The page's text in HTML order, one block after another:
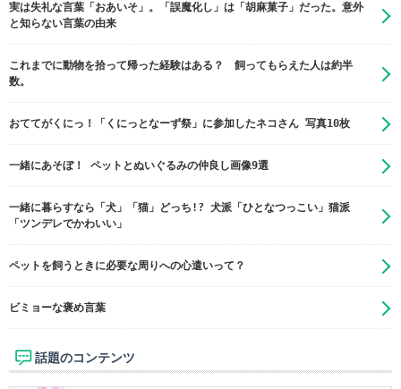
実は失礼な言葉「おあいそ」。「誤魔化し」は「胡麻菓子」だった。意外
と知らない言葉の由来
これまでに動物を拾って帰った経験はある？ 飼ってもらえた人は約半
数。
おててがくにっ！「くにっとなーず祭」に参加したネコさん 写真10枚
一緒にあそぼ！ ペットとぬいぐるみの仲良し画像9選
一緒に暮らすなら「犬」「猫」どっち!? 犬派「ひとなつっこい」猫派
「ツンデレでかわいい」
ペットを飼うときに必要な周りへの心遣いって？
ビミョーな褒め言葉
話題のコンテンツ